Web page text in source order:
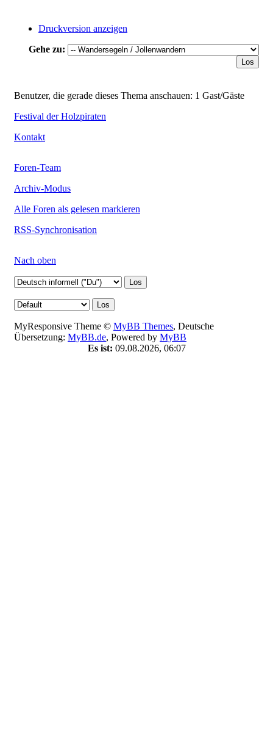
Druckversion anzeigen
Gehe zu:
Benutzer, die gerade dieses Thema anschauen: 1 Gast/Gäste
Festival der Holzpiraten
Kontakt
Foren-Team
Archiv-Modus
Alle Foren als gelesen markieren
RSS-Synchronisation
Nach oben
MyResponsive Theme © MyBB Themes, Deutsche
Übersetzung: MyBB.de, Powered by MyBB
Es ist: 09.08.2026, 06:07